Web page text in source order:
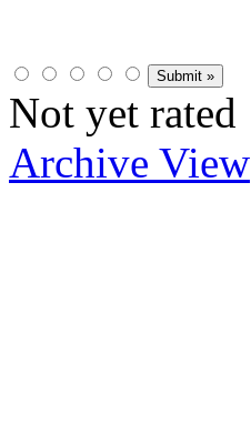
Not yet rated
Archive View